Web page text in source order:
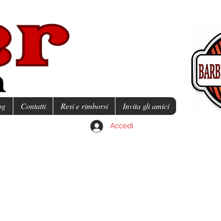
Contatti Resi e rimborsi Invita gli amici
Accedi